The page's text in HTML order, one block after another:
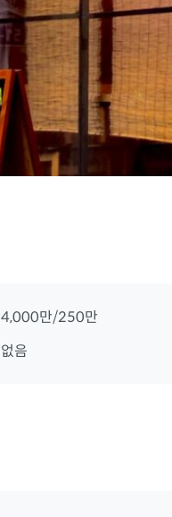
4,000만/250만
없음